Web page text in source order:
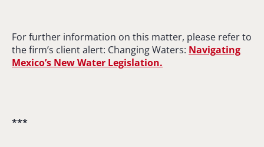
For further information on this matter, please refer to
the firm’s client alert: Changing Waters: Navigating
Mexico’s New Water Legislation.
***